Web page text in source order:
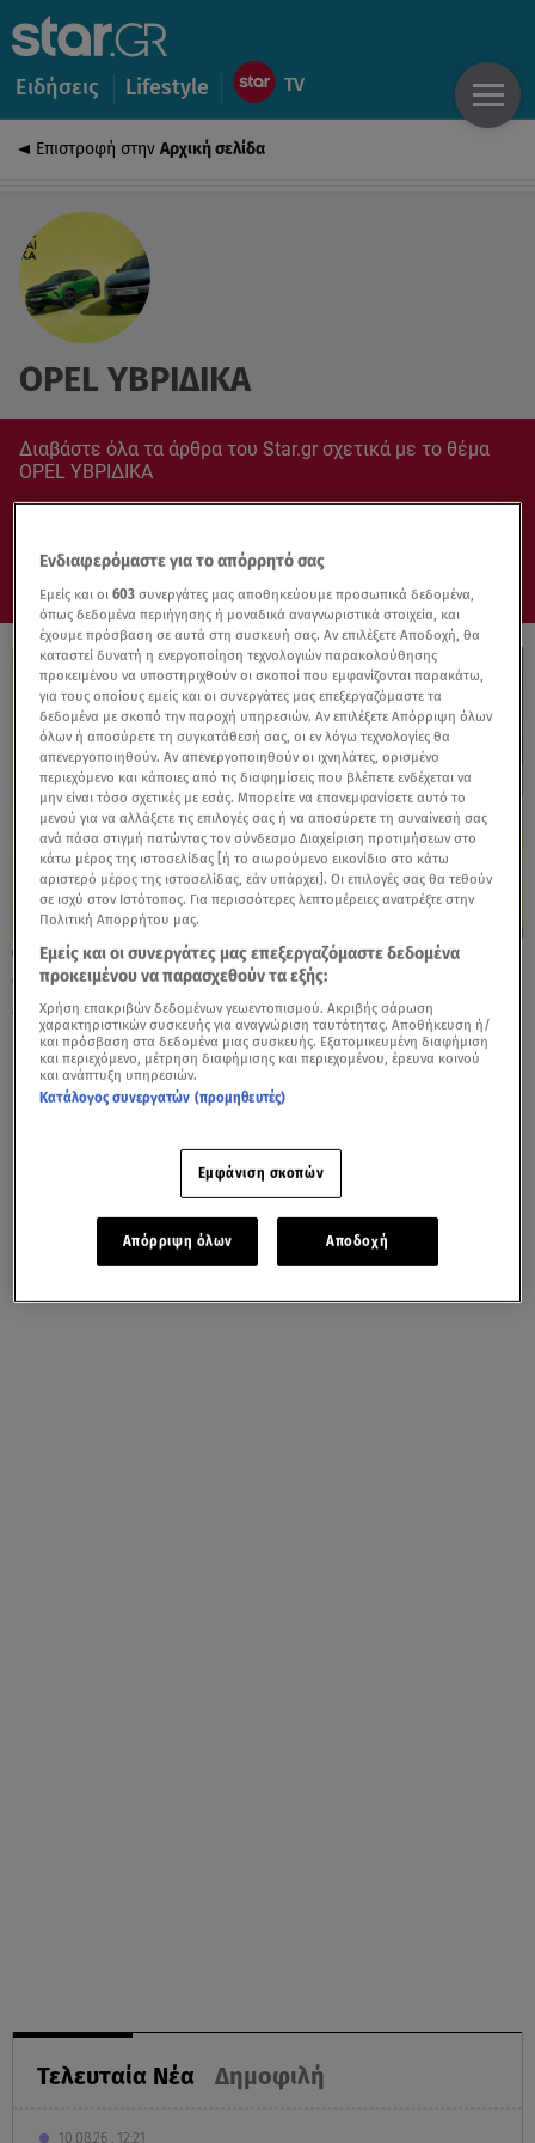
Ειδήσεις Lifestyle
Επιστροφή στην Αρχική σελίδα
OPEL ΥΒΡΙΔΙΚΑ
Διαβάστε όλα τα άρθρα του Star.gr σχετικά με το θέμα
OPEL ΥΒΡΙΔΙΚΑ
02.12.24, 20:21
Opel : Τι κερδίζετε με το πρόγραμμα
«Κινούμαι υβριδικά»
Τελευταία Νέα Δημοφιλή
10.08.26 , 12:21
Ενδιαφερόμαστε για το απόρρητό σας
Εμείς και οι603 συνεργάτες μας αποθηκεύουμε προσωπικά δεδομένα,
όπως δεδομένα περιήγησης ή μοναδικά αναγνωριστικά στοιχεία, και
έχουμε πρόσβαση σε αυτά στη συσκευή σας. Αν επιλέξετε Αποδοχή, θα
καταστεί δυνατή η ενεργοποίηση τεχνολογιών παρακολούθησης
προκειμένου να υποστηριχθούν οι σκοποί που εμφανίζονται παρακάτω,
για τους οποίους εμείς και οι συνεργάτες μας επεξεργαζόμαστε τα
δεδομένα με σκοπό την παροχή υπηρεσιών. Αν επιλέξετε Απόρριψη όλων
όλων ή αποσύρετε τη συγκατάθεσή σας, οι εν λόγω τεχνολογίες θα
απενεργοποιηθούν. Αν απενεργοποιηθούν οι ιχνηλάτες, ορισμένο
περιεχόμενο και κάποιες από τις διαφημίσεις που βλέπετε ενδέχεται να
μην είναι τόσο σχετικές με εσάς. Μπορείτε να επανεμφανίσετε αυτό το
μενού για να αλλάξετε τις επιλογές σας ή να αποσύρετε τη συναίνεσή σας
ανά πάσα στιγμή πατώντας τον σύνδεσμο Διαχείριση προτιμήσεων στο
κάτω μέρος της ιστοσελίδας [ή το αιωρούμενο εικονίδιο στο κάτω
αριστερό μέρος της ιστοσελίδας, εάν υπάρχει]. Οι επιλογές σας θα τεθούν
σε ισχύ στον Ιστότοπος. Για περισσότερες λεπτομέρειες ανατρέξτε στην
Πολιτική Απορρήτου μας.
Εμείς και οι συνεργάτες μας επεξεργαζόμαστε δεδομένα
προκειμένου να παρασχεθούν τα εξής:
Χρήση επακριβών δεδομένων γεωεντοπισμού. Ακριβής σάρωση
χαρακτηριστικών συσκευής για αναγνώριση ταυτότητας. Αποθήκευση ή/
και πρόσβαση στα δεδομένα μιας συσκευής. Εξατομικευμένη διαφήμιση
και περιεχόμενο, μέτρηση διαφήμισης και περιεχομένου, έρευνα κοινού
και ανάπτυξη υπηρεσιών.
Κατάλογος συνεργατών (προμηθευτές)
Εμφάνιση σκοπών
Απόρριψη όλων Αποδοχή